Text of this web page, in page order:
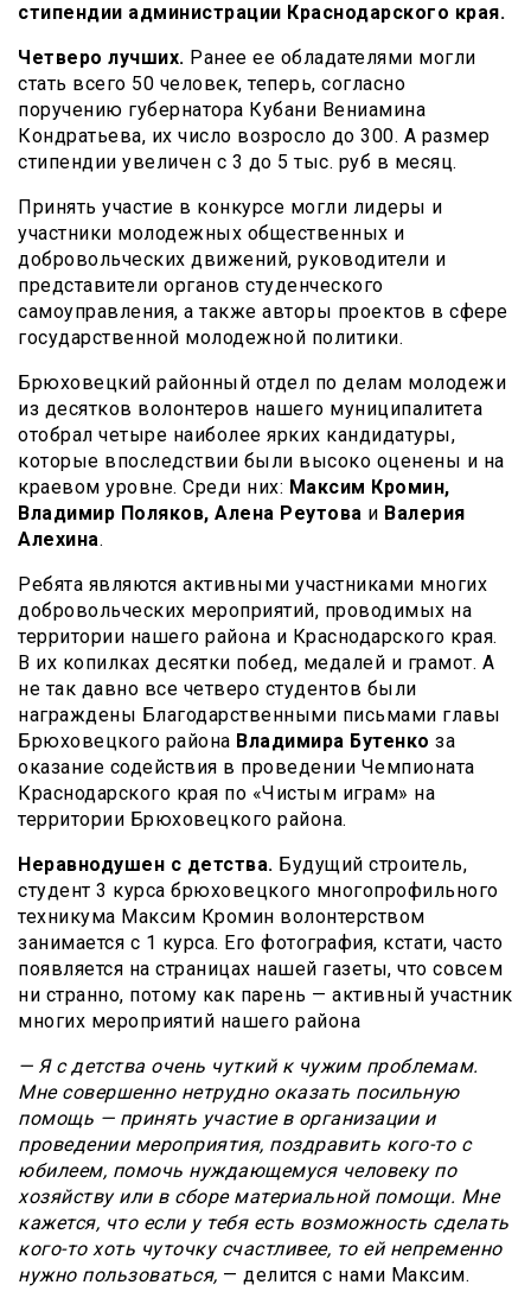
стипендии администрации Краснодарского края.
Четверо лучших. Ранее ее обладателями могли
стать всего 50 человек, теперь, согласно
поручению губернатора Кубани Вениамина
Кондратьева, их число возросло до 300. А размер
стипендии увеличен с 3 до 5 тыс. руб в месяц.
Принять участие в конкурсе могли лидеры и
участники молодежных общественных и
добровольческих движений, руководители и
представители органов студенческого
самоуправления, а также авторы проектов в сфере
государственной молодежной политики.
Брюховецкий районный отдел по делам молодежи
из десятков волонтеров нашего муниципалитета
отобрал четыре наиболее ярких кандидатуры,
которые впоследствии были высоко оценены и на
краевом уровне. Среди них: Максим Кромин,
Владимир Поляков, Алена Реутова и Валерия
Алехина.
Ребята являются активными участниками многих
добровольческих мероприятий, проводимых на
территории нашего района и Краснодарского края.
В их копилках десятки побед, медалей и грамот. А
не так давно все четверо студентов были
награждены Благодарственными письмами главы
Брюховецкого района Владимира Бутенко за
оказание содействия в проведении Чемпионата
Краснодарского края по «Чистым играм» на
территории Брюховецкого района.
Неравнодушен с детства. Будущий строитель,
студент 3 курса брюховецкого многопрофильного
техникума Максим Кромин волонтерством
занимается с 1 курса. Его фотография, кстати, часто
появляется на страницах нашей газеты, что совсем
ни странно, потому как парень — активный участник
многих мероприятий нашего района
— Я с детства очень чуткий к чужим проблемам.
Мне совершенно нетрудно оказать посильную
помощь — принять участие в организации и
проведении мероприятия, поздравить кого-то с
юбилеем, помочь нуждающемуся человеку по
хозяйству или в сборе материальной помощи. Мне
кажется, что если у тебя есть возможность сделать
кого-то хоть чуточку счастливее, то ей непременно
нужно пользоваться, — делится с нами Максим.